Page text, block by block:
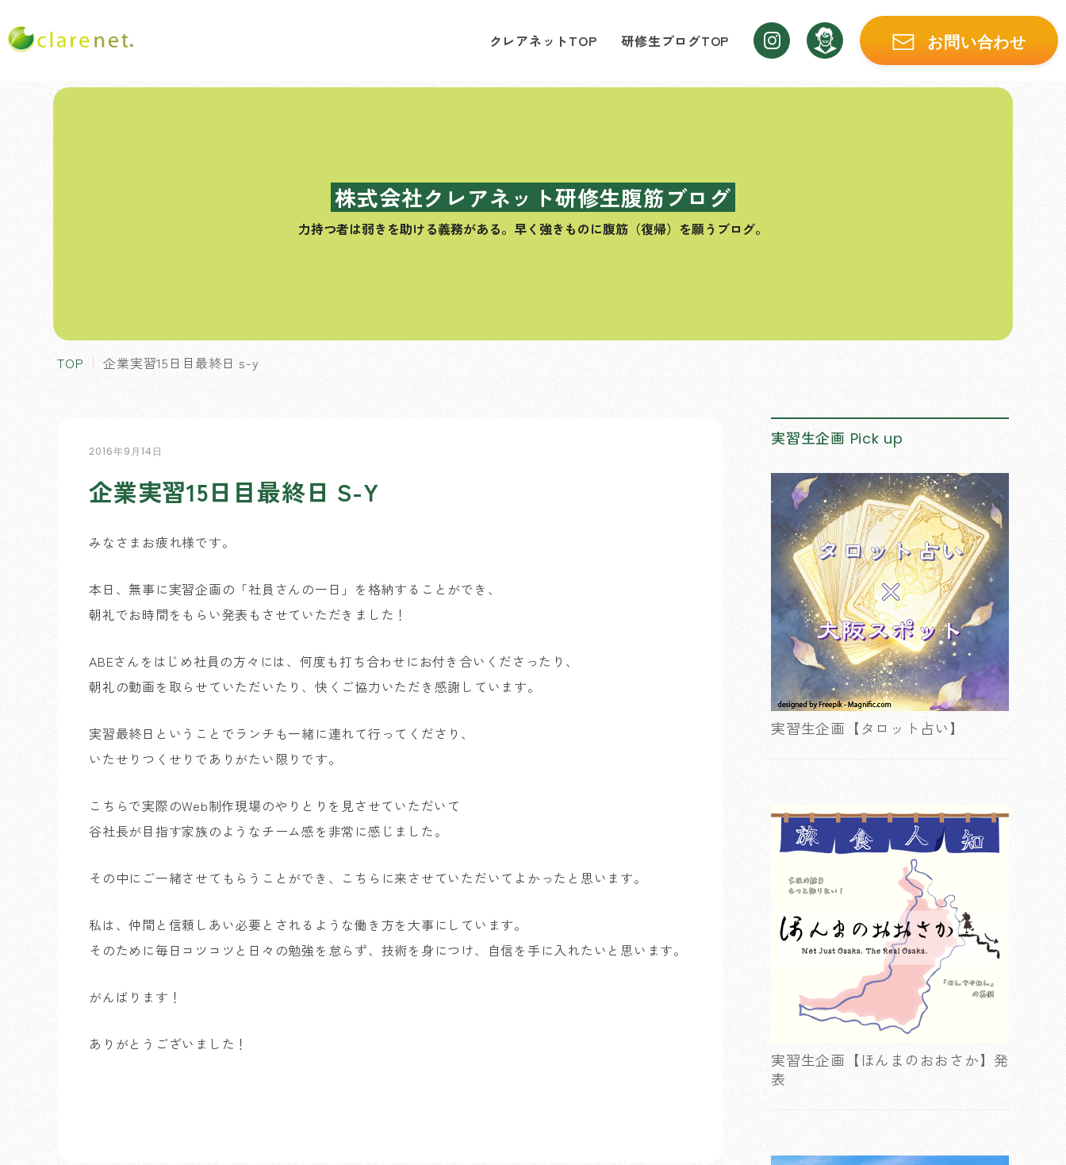
クレアネットTOP 研修生ブログTOP お問い合わせ
株式会社クレアネット研修生腹筋ブログ
力持つ者は弱きを助ける義務がある。 早く強きものに腹筋（復帰）を願うブログ。
TOP 企業実習15日目最終日 s-y
2016年9月14日
企業実習15日目最終日 S-Y
みなさまお疲れ様です。
本日、無事に実習企画の「社員さんの一日」を格納することができ、
朝礼でお時間をもらい発表もさせていただきました！
ABEさんをはじめ社員の方々には、何度も打ち合わせにお付き合いくださったり、
朝礼の動画を取らせていただいたり、快くご協力いただき感謝しています。
実習最終日ということでランチも一緒に連れて行ってくださり、
いたせりつくせりでありがたい限りです。
こちらで実際のWeb制作現場のやりとりを見させていただいて
谷社長が目指す家族のようなチーム感を非常に感じました。
その中にご一緒させてもらうことができ、こちらに来させていただいてよかったと思います。
私は、仲間と信頼しあい必要とされるような働き方を大事にしています。
そのために毎日コツコツと日々の勉強を怠らず、技術を身につけ、自信を手に入れたいと思います。
がんばります！
ありがとうございました！
実習生企画 Pick up
実習生企画【タロット占い】
実習生企画【ほんまのおおさか】発
表